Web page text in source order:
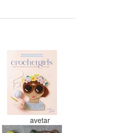
een doos gestopt. Geen kleur
welke kleurcode bij welke bol
Had ook 3x 50 gram zwart besteld
maar door de andere bollen zitten
er nu verschillende kleuren vezels
in het zwart. Dat vind ik erg
jammer. Als ik nu wil nabestellen
moet ik maar hopen dat ik de juiste
kleurcode bij de juiste bol heb
gedaan. Misschien een tip om de
avetar